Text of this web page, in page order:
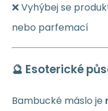
❌ Vyhýbej se
nebo parfemací
🔮 Esoterické
Bambucké máslo je